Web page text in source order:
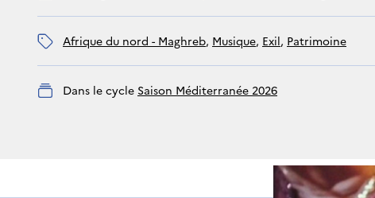
Afrique du nord - Maghreb, musique, exil, patrimoine
Dans le cycle Saison Méditerranée 2026